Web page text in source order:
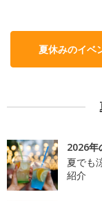
夏休みのイベ
2026年
夏でも
紹介